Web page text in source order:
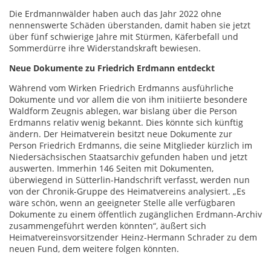
Die Erdmannwälder haben auch das Jahr 2022 ohne
nennenswerte Schäden überstanden, damit haben sie jetzt
über fünf schwierige Jahre mit Stürmen, Käferbefall und
Sommerdürre ihre Widerstandskraft bewiesen.
Neue Dokumente zu Friedrich Erdmann entdeckt
Während vom Wirken Friedrich Erdmanns ausführliche
Dokumente und vor allem die von ihm initiierte besondere
Waldform Zeugnis ablegen, war bislang über die Person
Erdmanns relativ wenig bekannt. Dies könnte sich künftig
ändern. Der Heimatverein besitzt neue Dokumente zur
Person Friedrich Erdmanns, die seine Mitglieder kürzlich im
Niedersächsischen Staatsarchiv gefunden haben und jetzt
auswerten. Immerhin 146 Seiten mit Dokumenten,
überwiegend in Sütterlin-Handschrift verfasst, werden nun
von der Chronik-Gruppe des Heimatvereins analysiert. „Es
wäre schön, wenn an geeigneter Stelle alle verfügbaren
Dokumente zu einem öffentlich zugänglichen Erdmann-Archiv
zusammengeführt werden könnten“, äußert sich
Heimatvereinsvorsitzender Heinz-Hermann Schrader zu dem
neuen Fund, dem weitere folgen könnten.